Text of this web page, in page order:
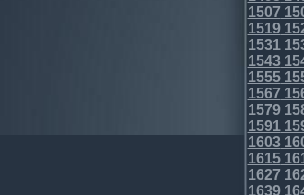
1507
1519
1531
1543
1555
1567
1579
1591
1603
1615
1627
1639